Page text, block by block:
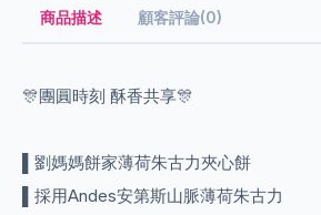
商品描述 顧客評論(0)
🎊團圓時刻 酥香共享🎊
▌劉媽媽餅家薄荷朱古力夾心餅
▌採用Andes安第斯山脈薄荷朱古力